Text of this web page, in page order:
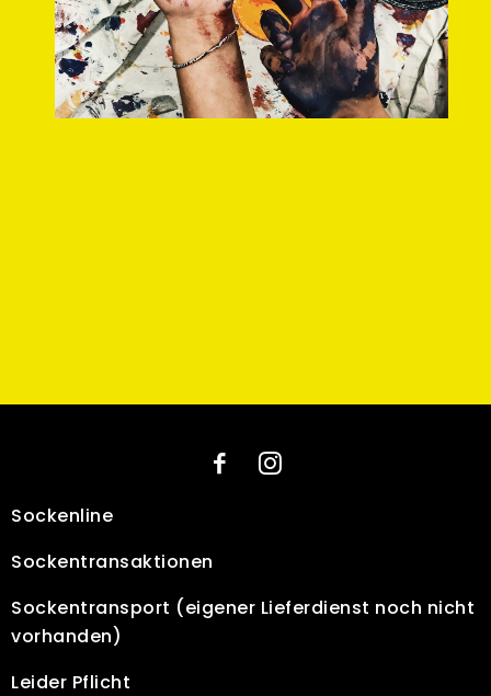
Sockenline
Socken­transaktionen
Sockentransport (eigener Lieferdienst noch nicht
vorhanden)
Leider Pflicht